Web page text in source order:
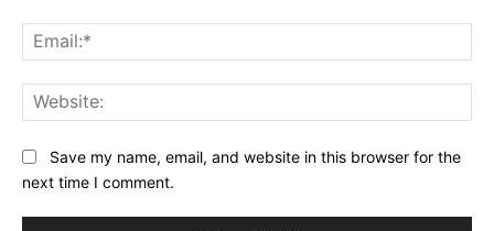
Save my name, email, and website in this browser for the
next time I comment.